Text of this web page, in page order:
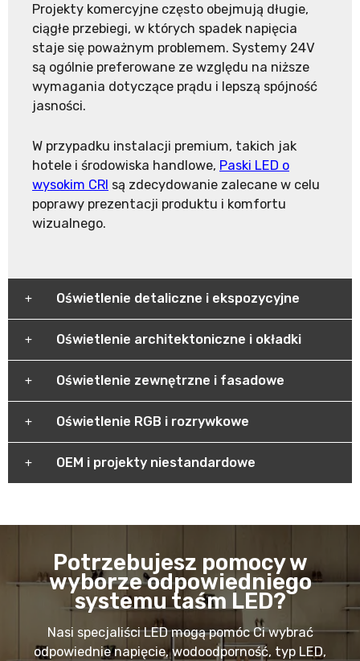
Projekty komercyjne często obejmują długie,
ciągłe przebiegi, w których spadek napięcia
staje się poważnym problemem. Systemy 24V
są ogólnie preferowane ze względu na niższe
wymagania dotyczące prądu i lepszą spójność
jasności.
W przypadku instalacji premium, takich jak
hotele i środowiska handlowe, Paski LED o
wysokim CRI są zdecydowanie zalecane w celu
poprawy prezentacji produktu i komfortu
wizualnego.
Oświetlenie detaliczne i ekspozycyjne
Oświetlenie architektoniczne i okładki
Oświetlenie zewnętrzne i fasadowe
Oświetlenie RGB i rozrywkowe
OEM i projekty niestandardowe
Potrzebujesz pomocy w
wyborze odpowiedniego
systemu taśm LED?
Nasi specjaliści LED mogą pomóc Ci wybrać
odpowiednie napięcie, wodoodporność, typ LED,